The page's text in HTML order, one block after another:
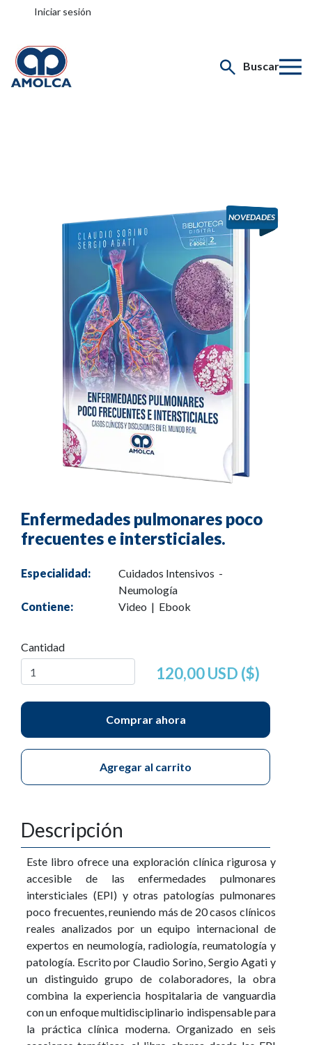
Iniciar sesión
Buscar
Enfermedades pulmonares poco
frecuentes e intersticiales.
Especialidad:
Cuidados Intensivos -
Neumología
Contiene:
Video | Ebook
Cantidad
120,00 USD ($)
Comprar ahora
Agregar al carrito
Descripción
Este libro ofrece una exploración clínica rigurosa y
accesible de las enfermedades pulmonares
intersticiales (EPI) y otras patologías pulmonares
poco frecuentes, reuniendo más de 20 casos clínicos
reales analizados por un equipo internacional de
expertos en neumología, radiología, reumatología y
patología. Escrito por Claudio Sorino, Sergio Agati y
un distinguido grupo de colaboradores, la obra
combina la experiencia hospitalaria de vanguardia
con un enfoque multidisciplinario indispensable para
la práctica clínica moderna. Organizado en seis